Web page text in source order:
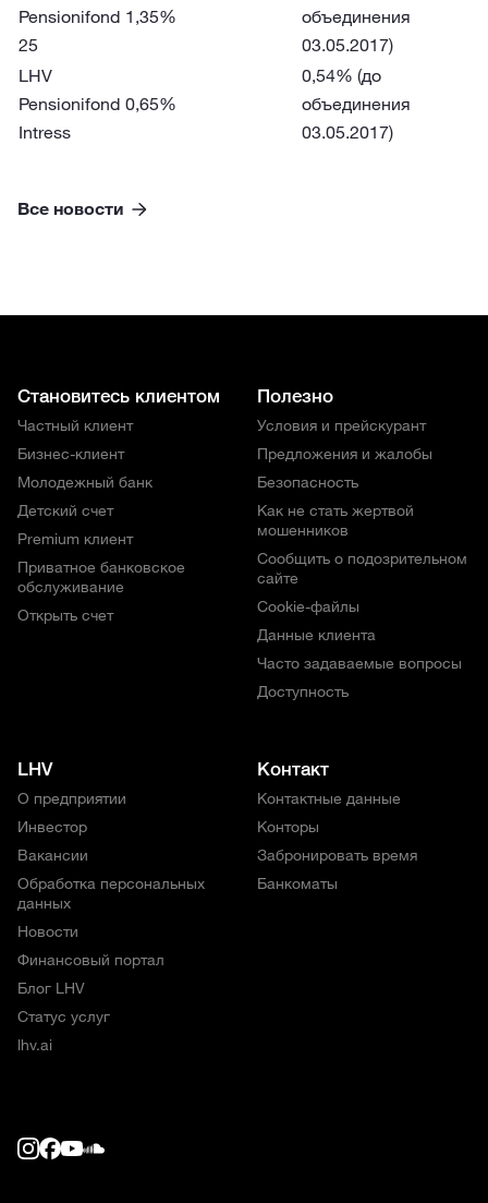
Pensionifond
25
1,35%
объединения
03.05.2017)
LHV
Pensionifond
Intress
0,65%
0,54% (до
объединения
03.05.2017)
Все новости
Становитесь клиентом
Частный клиент
Бизнес-клиент
Молодежный банк
Детский счет
Premium клиент
Приватное банковское
обслуживание
Открыть счет
Полезно
Условия и прейскурант
Предложения и жалобы
Безопасность
Как не стать жертвой
мошенников
Сообщить о подозрительном
сайте
Cookie-файлы
Данные клиента
Часто задаваемые вопросы
Доступность
LHV
О предприятии
Инвестор
Вакансии
Обработка персональных
данных
Новости
Финансовый портал
Блог LHV
Статус услуг
lhv.ai
Контакт
Контактные данные
Конторы
Забронировать время
Банкоматы